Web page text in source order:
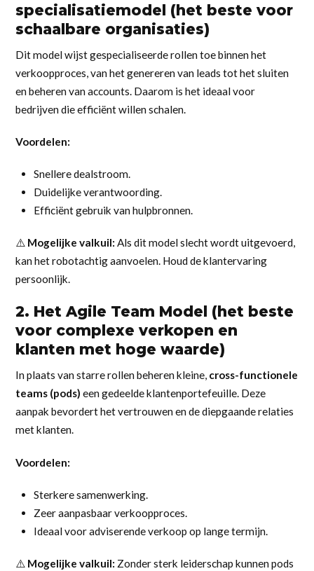
specialisatiemodel (het beste voor
schaalbare organisaties)
Dit model wijst gespecialiseerde rollen toe binnen het
verkoopproces, van het genereren van leads tot het sluiten
en beheren van accounts. Daarom is het ideaal voor
bedrijven die efficiënt willen schalen.
Voordelen:
Snellere dealstroom.
Duidelijke verantwoording.
Efficiënt gebruik van hulpbronnen.
⚠️ Mogelijke valkuil: Als dit model slecht wordt uitgevoerd,
kan het robotachtig aanvoelen. Houd de klantervaring
persoonlijk.
2. Het Agile Team Model (het beste
voor complexe verkopen en
klanten met hoge waarde)
In plaats van starre rollen beheren kleine, cross-functionele
teams (pods) een gedeelde klantenportefeuille. Deze
aanpak bevordert het vertrouwen en de diepgaande relaties
met klanten.
Voordelen:
Sterkere samenwerking.
Zeer aanpasbaar verkoopproces.
Ideaal voor adviserende verkoop op lange termijn.
⚠️ Mogelijke valkuil: Zonder sterk leiderschap kunnen pods